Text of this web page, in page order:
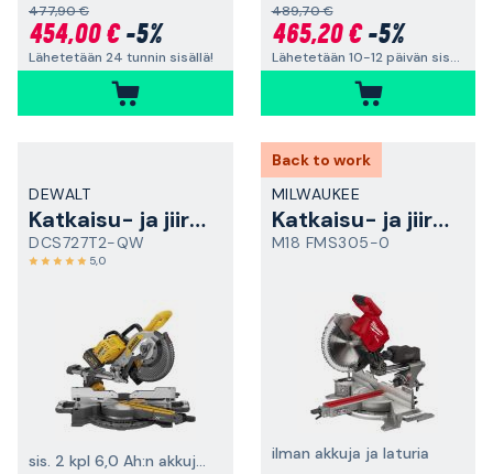
477,90 €
454,00 €-5%
Lähetetään 24 tunnin sisällä!
489,70 €
465,20 €-5%
Lähetetään 10-12 päivän sisällä
DEWALT
Katkaisu- ja jiirisaha
DCS727T2-QW
5,0
sis. 2 kpl 6,0 Ah:n akkuja ja laturin
Back to work
MILWAUKEE
Katkaisu- ja jiirisaha
M18 FMS305-0
ilman akkuja ja laturia